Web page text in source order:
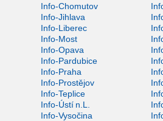
Info-Chomutov
Info-Jihlava
Info-Liberec
Info-Most
Info-Opava
Info-Pardubice
Info-Praha
Info-Prostějov
Info-Teplice
Info-Ústí n.L.
Info-Vysočina